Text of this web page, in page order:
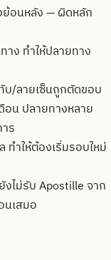
ย้อนหลัง — ผิดหลัก
ง ทำให้ปลายทาง
บ/ลายเซ็นถูกตัดขอบ
อน ปลายทางหลาย
ร
ำให้ต้องเริ่มรอบใหม่
ไม่รับ Apostille จาก
เสมอ